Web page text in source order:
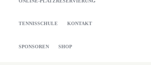
TENNISSCHULE KONTAKT
SPONSOREN SHOP